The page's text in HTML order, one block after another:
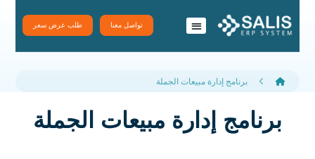
تواصل معنا طلب عرض سعر
برنامج إدارة مبيعات الجملة
برنامج إدارة مبيعات الجملة